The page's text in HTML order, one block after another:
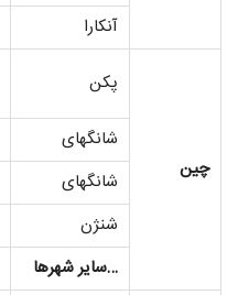
آنکارا
چین
پکن
شانگهای
شانگهای
شنژن
…سایر شهرها